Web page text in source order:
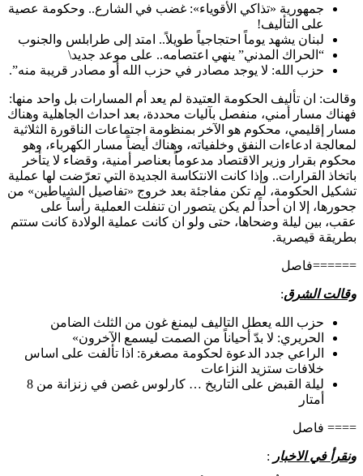
جمهورية «تذاكي الأقوياء»: غضب في الشارع.. وحكومة عصية
على التأليف!
لبنان يشهد يوماً احتجاجياً طويلاً.. امتد إلى طرابلس والجنوب
“الحراك المدني” ينهي اعتصامه.. على موعد جديد\
حزب الله: لا يوجد مصادر في حزب الله أو مصادر قريبة منه”.
وقالت: ان تأليف الحكومة العتيدة لم يعد أم المسارات بل واحد منها:
فهناك مسار أمني، منفصل بآليات محددة، بعد احداث الجاهلية وهناك
مسار إقليمي، محكوم هو الآخر بمنظومة اجتماعات الناقورة الثلاثية
لمعالجة ادعاءات النفق وخلفياته، وهناك أيضاً مسار الكهرباء، وهو
محكوم بقرار وزير الاقتصاد مدعوماً بعناصر أمنية، وقضاء لا يتأخر
باتخاذ القرارات.. وإذا كانت الانتكاسة الجديدة التي تعرّضت لها عملية
تشكيل الحكومة، لم تكن مفاجئة بعد خروج «تفاصيل الشياطين» من
جحورها، إلا ان أحداً لم يكن يتصور ان تنفلت العملية رأساً على
عقب، بين ليلة وضحاها، حتى ولو ان كانت عملية الولادة كانت ستتم
بطريقة قيصرية.
======فاصل
وقالت الشرق:
حزب الله يعطل التاليف ليمنغ غون من الثلث الضامن
الحريري: لا بدّ أحياناً من الصمت ليسمع الآخرون»
الراعي جدد الدعوة لحكومة مصغرة: اذا تألفت على اساس
خلافات ستزيد النزاعات
ليلة القبض على التاريخ … كارلوس غصن في زنزانة من 8
أمتار
==== فاصل
ونقرأ في الاخبار :